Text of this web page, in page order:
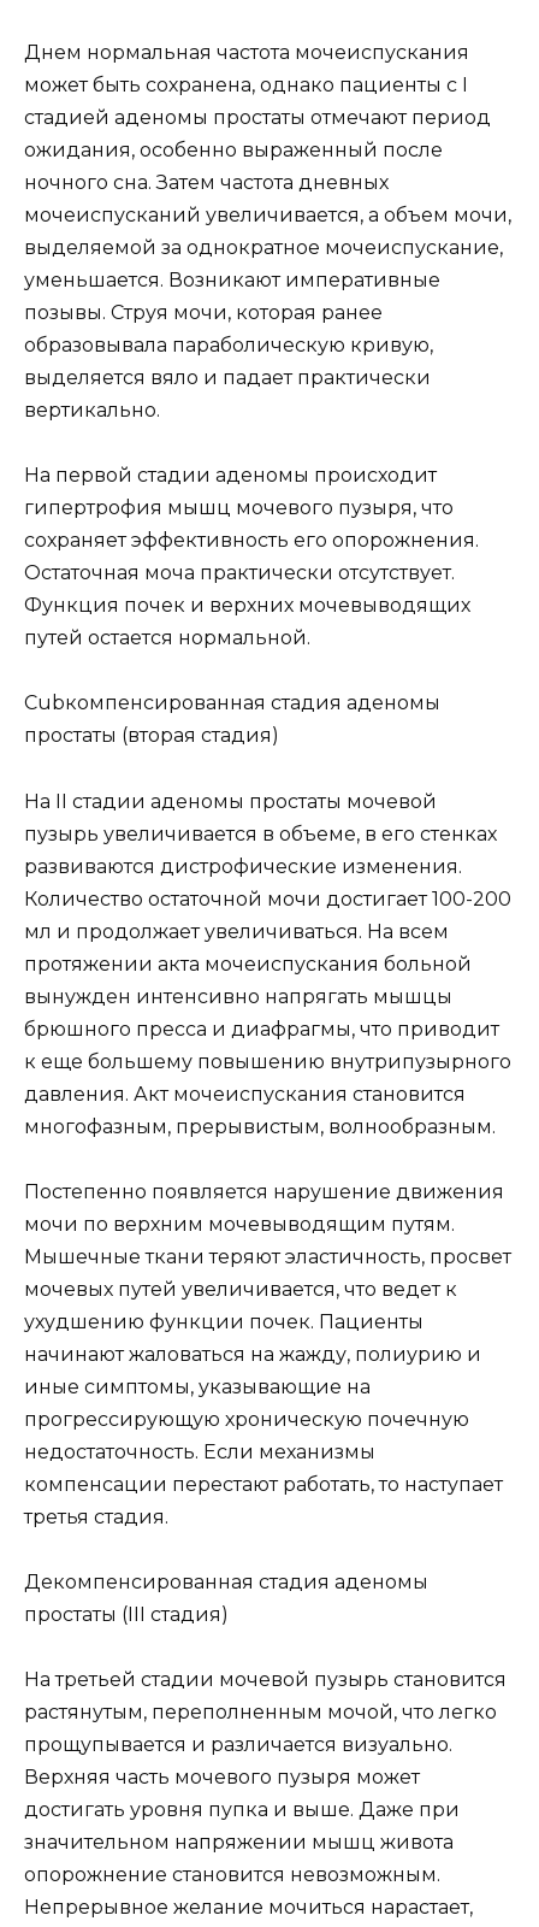
Днем нормальная частота мочеиспускания
может быть сохранена, однако пациенты с I
стадией аденомы простаты отмечают период
ожидания, особенно выраженный после
ночного сна. Затем частота дневных
мочеиспусканий увеличивается, а объем мочи,
выделяемой за однократное мочеиспускание,
уменьшается. Возникают императивные
позывы. Струя мочи, которая ранее
образовывала параболическую кривую,
выделяется вяло и падает практически
вертикально.
На первой стадии аденомы происходит
гипертрофия мышц мочевого пузыря, что
сохраняет эффективность его опорожнения.
Остаточная моча практически отсутствует.
Функция почек и верхних мочевыводящих
путей остается нормальной.
Сubкомпенсированная стадия аденомы
простаты (вторая стадия)
На II стадии аденомы простаты мочевой
пузырь увеличивается в объеме, в его стенках
развиваются дистрофические изменения.
Количество остаточной мочи достигает 100-200
мл и продолжает увеличиваться. На всем
протяжении акта мочеиспускания больной
вынужден интенсивно напрягать мышцы
брюшного пресса и диафрагмы, что приводит
к еще большему повышению внутрипузырного
давления. Акт мочеиспускания становится
многофазным, прерывистым, волнообразным.
Постепенно появляется нарушение движения
мочи по верхним мочевыводящим путям.
Мышечные ткани теряют эластичность, просвет
мочевых путей увеличивается, что ведет к
ухудшению функции почек. Пациенты
начинают жаловаться на жажду, полиурию и
иные симптомы, указывающие на
прогрессирующую хроническую почечную
недостаточность. Если механизмы
компенсации перестают работать, то наступает
третья стадия.
Декомпенсированная стадия аденомы
простаты (III стадия)
На третьей стадии мочевой пузырь становится
растянутым, переполненным мочой, что легко
прощупывается и различается визуально.
Верхняя часть мочевого пузыря может
достигать уровня пупка и выше. Даже при
значительном напряжении мышц живота
опорожнение становится невозможным.
Непрерывное желание мочиться нарастает,